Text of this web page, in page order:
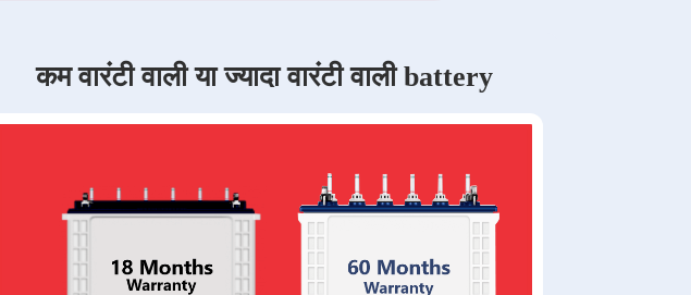
कम वारंटी वाली या ज्यादा वारंटी वाली battery